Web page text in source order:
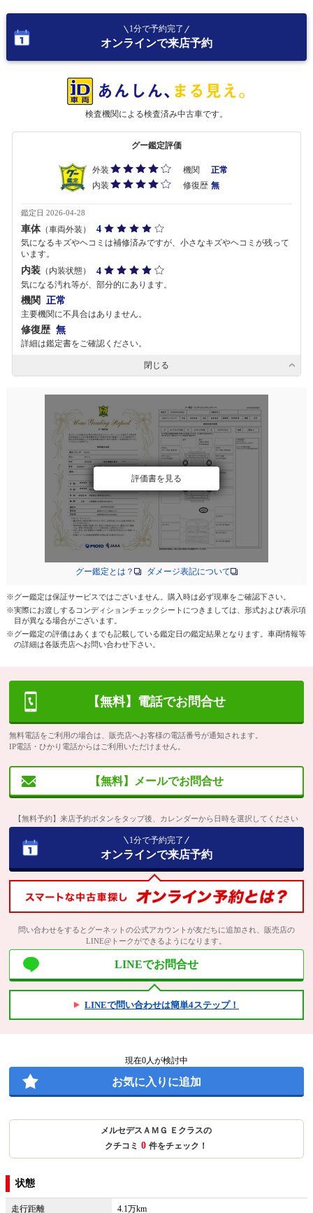
1分で予約完了
オンラインで来店予約
検査機関による検査済み中古車です。
グー鑑定評価
外装 機関
正常
内装
修復歴 無
鑑定日 2026-04-28
車体（車両外装） 4
気になるキズやヘコミは補修済みですが、小さなキズやヘコミが残って
います。
内装 （内装状態） 4
気になる汚れ等が、部分的にあります。
機関 正常
主要機関に不具合はありません。
修復歴 無
詳細は鑑定書をご確認ください。
閉じる
評価書を見る
グー鑑定とは？ ダメージ表記について
※グー鑑定は保証サービスではございません。購入時は必ず現車をご確認下さい。
※実際にお渡しするコンディションチェックシートにつきましては、形式および表示項
目が異なる場合がございます。
※グー鑑定の評価はあくまでも記載している鑑定日の鑑定結果となります。車両情報等
の詳細は各販売店へお問い合わせ下さい。
【無料】電話でお問合せ
無料電話をご利用の場合は、販売店へお客様の電話番号が通知されます。
IP電話・ひかり電話からはご利用いただけません。
【無料】メールでお問合せ
【無料予約】来店予約ボタンをタップ後、カレンダーから日時を選択してください
1分で予約完了
オンラインで来店予約
問い合わせをするとグーネットの公式アカウントが友だちに追加され、販売店の
LINE@トークができるようになります。
LINEでお問合せ
LINEで問い合わせは簡単4ステップ！
現在0人が検討中
お気に入りに追加
メルセデスＡＭＧ Ｅクラスの
クチコミ 0 件をチェック！
状態
走行距離 4.1万km